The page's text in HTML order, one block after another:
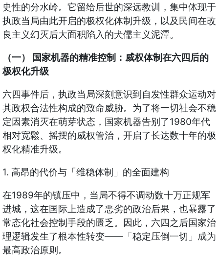
史性的分水岭。它留给后世的深远教训，集中体现于
执政当局由此开启的极权化体制升级，以及民间在改
良主义幻灭后大面积陷入的犬儒主义泥潭。
（一） 国家机器的精准控制：威权体制在六四后的
极权化升级
六四事件后，执政当局深刻意识到自发性群众运动对
其政权合法性构成的致命威胁。为了将一切社会不稳
定因素消灭在萌芽状态，国家机器告别了1980年代
相对宽鬆、摇摆的威权管治，开启了长达数十年的极
权化精准升级。
1. 高昂的代价与「维稳体制」的全面建构
在1989年的镇压中，当局不得不调动数十万正规军
进城，这在国际上造成了恶劣的政治后果，也暴露了
常态化社会控制手段的匮乏。因此，六四之后国家治
理逻辑发生了根本性转变——「稳定压倒一切」成为
最高政治原则。